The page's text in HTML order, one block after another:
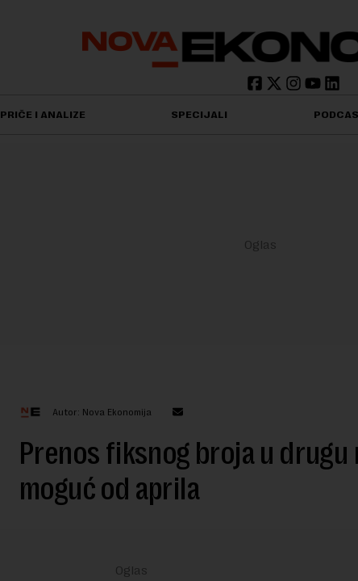
PRIČE I ANALIZE SPECIJALI
Autor: Nova Ekonomija
Prenos fiksnog broja u drugu
moguć od aprila